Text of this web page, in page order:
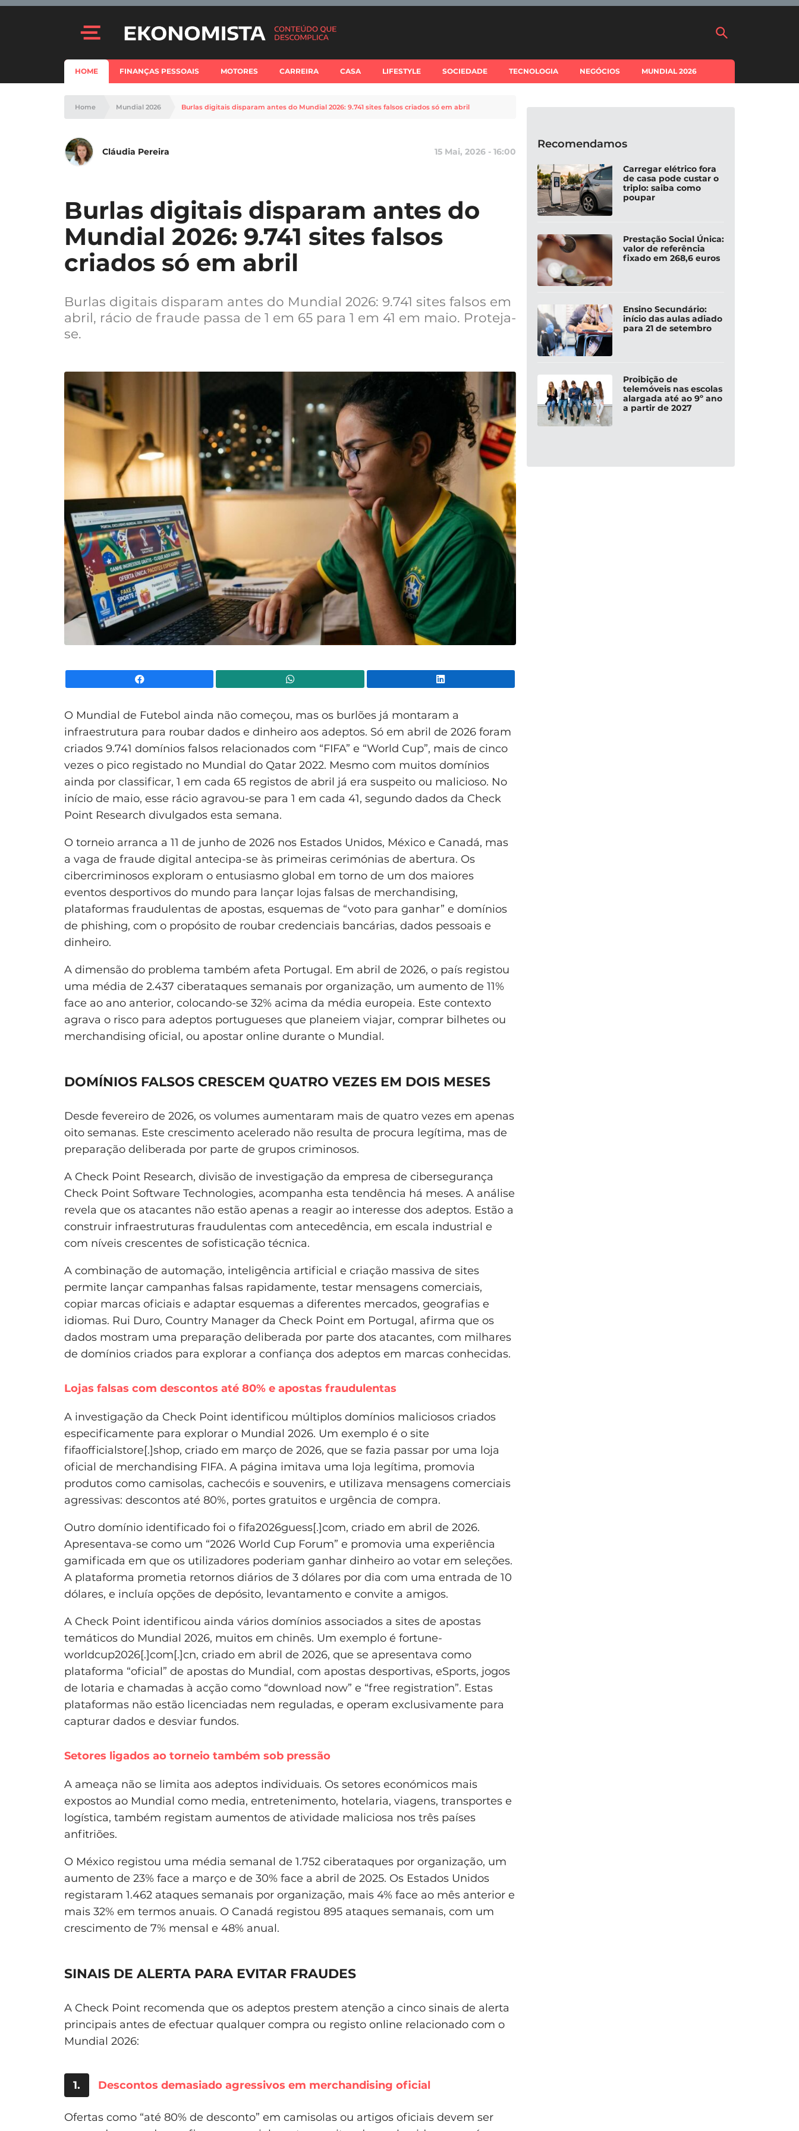
HOME FINANÇAS PESSOAIS MOTORES CARREIRA CASA LIFESTYLE SOCIEDADE TECNOLOGIA NEGÓCIOS MUNDIAL 2026
Home Mundial 2026 Burlas digitais disparam antes do Mundial 2026: 9.741 sites falsos criados só em abril
Cláudia Pereira 15 Mai, 2026 - 16:00
Burlas digitais disparam antes do
Mundial 2026: 9.741 sites falsos
criados só em abril
Burlas digitais disparam antes do Mundial 2026: 9.741 sites falsos em
abril, rácio de fraude passa de 1 em 65 para 1 em 41 em maio. Proteja-
se.
O Mundial de Futebol ainda não começou, mas os burlões já montaram a
infraestrutura para roubar dados e dinheiro aos adeptos. Só em abril de 2026 foram
criados 9.741 domínios falsos relacionados com “FIFA” e “World Cup”, mais de cinco
vezes o pico registado no Mundial do Qatar 2022. Mesmo com muitos domínios
ainda por classificar, 1 em cada 65 registos de abril já era suspeito ou malicioso. No
início de maio, esse rácio agravou-se para 1 em cada 41, segundo dados da Check
Point Research divulgados esta semana.
O torneio arranca a 11 de junho de 2026 nos Estados Unidos, México e Canadá, mas
a vaga de fraude digital antecipa-se às primeiras cerimónias de abertura. Os
cibercriminosos exploram o entusiasmo global em torno de um dos maiores
eventos desportivos do mundo para lançar lojas falsas de merchandising,
plataformas fraudulentas de apostas, esquemas de “voto para ganhar” e domínios
de phishing, com o propósito de roubar credenciais bancárias, dados pessoais e
dinheiro.
A dimensão do problema também afeta Portugal. Em abril de 2026, o país registou
uma média de 2.437 ciberataques semanais por organização, um aumento de 11%
face ao ano anterior, colocando-se 32% acima da média europeia. Este contexto
agrava o risco para adeptos portugueses que planeiem viajar, comprar bilhetes ou
merchandising oficial, ou apostar online durante o Mundial.
DOMÍNIOS FALSOS CRESCEM QUATRO VEZES EM DOIS MESES
Desde fevereiro de 2026, os volumes aumentaram mais de quatro vezes em apenas
oito semanas. Este crescimento acelerado não resulta de procura legítima, mas de
preparação deliberada por parte de grupos criminosos.
A Check Point Research, divisão de investigação da empresa de cibersegurança
Check Point Software Technologies, acompanha esta tendência há meses. A análise
revela que os atacantes não estão apenas a reagir ao interesse dos adeptos. Estão a
construir infraestruturas fraudulentas com antecedência, em escala industrial e
com níveis crescentes de sofisticação técnica.
A combinação de automação, inteligência artificial e criação massiva de sites
permite lançar campanhas falsas rapidamente, testar mensagens comerciais,
copiar marcas oficiais e adaptar esquemas a diferentes mercados, geografias e
idiomas. Rui Duro, Country Manager da Check Point em Portugal, afirma que os
dados mostram uma preparação deliberada por parte dos atacantes, com milhares
de domínios criados para explorar a confiança dos adeptos em marcas conhecidas.
Lojas falsas com descontos até 80% e apostas fraudulentas
A investigação da Check Point identificou múltiplos domínios maliciosos criados
especificamente para explorar o Mundial 2026. Um exemplo é o site
fifaofficialstore[.]shop, criado em março de 2026, que se fazia passar por uma loja
oficial de merchandising FIFA. A página imitava uma loja legítima, promovia
produtos como camisolas, cachecóis e souvenirs, e utilizava mensagens comerciais
agressivas: descontos até 80%, portes gratuitos e urgência de compra.
Outro domínio identificado foi o fifa2026guess[.]com, criado em abril de 2026.
Apresentava-se como um “2026 World Cup Forum” e promovia uma experiência
gamificada em que os utilizadores poderiam ganhar dinheiro ao votar em seleções.
A plataforma prometia retornos diários de 3 dólares por dia com uma entrada de 10
dólares, e incluía opções de depósito, levantamento e convite a amigos.
A Check Point identificou ainda vários domínios associados a sites de apostas
temáticos do Mundial 2026, muitos em chinês. Um exemplo é fortune-
worldcup2026[.]com[.]cn, criado em abril de 2026, que se apresentava como
plataforma “oficial” de apostas do Mundial, com apostas desportivas, eSports, jogos
de lotaria e chamadas à acção como “download now” e “free registration”. Estas
plataformas não estão licenciadas nem reguladas, e operam exclusivamente para
capturar dados e desviar fundos.
Setores ligados ao torneio também sob pressão
A ameaça não se limita aos adeptos individuais. Os setores económicos mais
expostos ao Mundial como media, entretenimento, hotelaria, viagens, transportes e
logística, também registam aumentos de atividade maliciosa nos três países
anfitriões.
O México registou uma média semanal de 1.752 ciberataques por organização, um
aumento de 23% face a março e de 30% face a abril de 2025. Os Estados Unidos
registaram 1.462 ataques semanais por organização, mais 4% face ao mês anterior e
mais 32% em termos anuais. O Canadá registou 895 ataques semanais, com um
crescimento de 7% mensal e 48% anual.
SINAIS DE ALERTA PARA EVITAR FRAUDES
A Check Point recomenda que os adeptos prestem atenção a cinco sinais de alerta
principais antes de efectuar qualquer compra ou registo online relacionado com o
Mundial 2026:
1. Descontos demasiado agressivos em merchandising oficial
Ofertas como “até 80% de desconto” em camisolas ou artigos oficiais devem ser
Recomendamos
Carregar elétrico fora
de casa pode custar o
triplo: saiba como
poupar
Prestação Social Única:
valor de referência
fixado em 268,6 euros
Ensino Secundário:
início das aulas adiado
para 21 de setembro
Proibição de
telemóveis nas escolas
alargada até ao 9º ano
a partir de 2027